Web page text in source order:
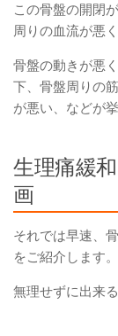
この骨盤の開閉
周りの血流が悪
骨盤の動きが悪
下、骨盤周りの
が悪い、などが
生理痛緩
画
それでは早速、
をご紹介します。
無理せずに出来